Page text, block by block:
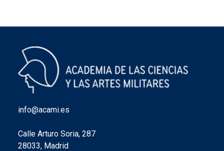
info@acami.es
Calle Arturo Soria, 287
28033, Madrid